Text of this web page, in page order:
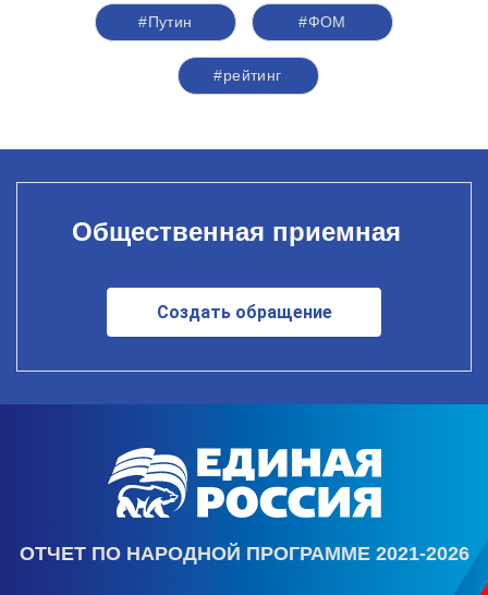
#Путин #ФОМ
#рейтинг
Общественная приемная
Создать обращение
ОТЧЕТ ПО НАРОДНОЙ ПРОГРАММЕ 2021-2026